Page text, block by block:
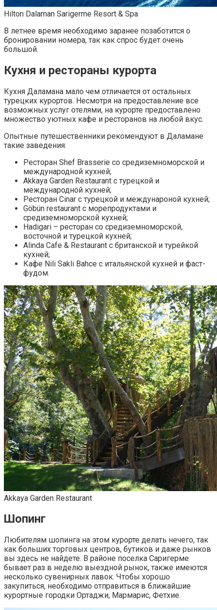
Hilton Dalaman Sarigerme Resort & Spa
В летнее время необходимо заранее позаботится о
бронировании номера, так как спрос будет очень
большой.
Кухня и рестораны курорта
Кухня Даламана мало чем отличается от остальных
турецких курортов. Несмотря на предоставление все
возможных услуг отелями, на курорте предоставлено
множество уютных кафе и ресторанов на любой вкус.
Опытные путешественники рекомендуют в Даламане
такие заведения:
Ресторан Shef Brasserie со средиземноморской и
международной кухней;
Akkaya Garden Restaurant с турецкой и
международной кухней;
Ресторан Cinar с турецкой и междунароной кухней;
Göbün restaurant с морепродуктами и
средиземноморской кухней;
Hadigari – ресторан со средиземноморской,
восточной и турецкой кухней;
Alinda Cafe & Restaurant с британской и турейкой
кухней;
Кафе Nili Sakli Bahce с итальянской кухней и фаст-
фудом.
Akkaya Garden Restaurant
Шопинг
Любителям шопинга на этом курорте делать нечего, так
как больших торговых центров, бутиков и даже рынков
вы здесь не найдете. В районе поселка Саригерме
бывает раз в неделю выездной рынок, также имеются
несколько сувенирных лавок. Чтобы хорошо
закупиться, необходимо отправиться в ближайшие
курортные городки Ортаджи, Мармарис, Фетхие.